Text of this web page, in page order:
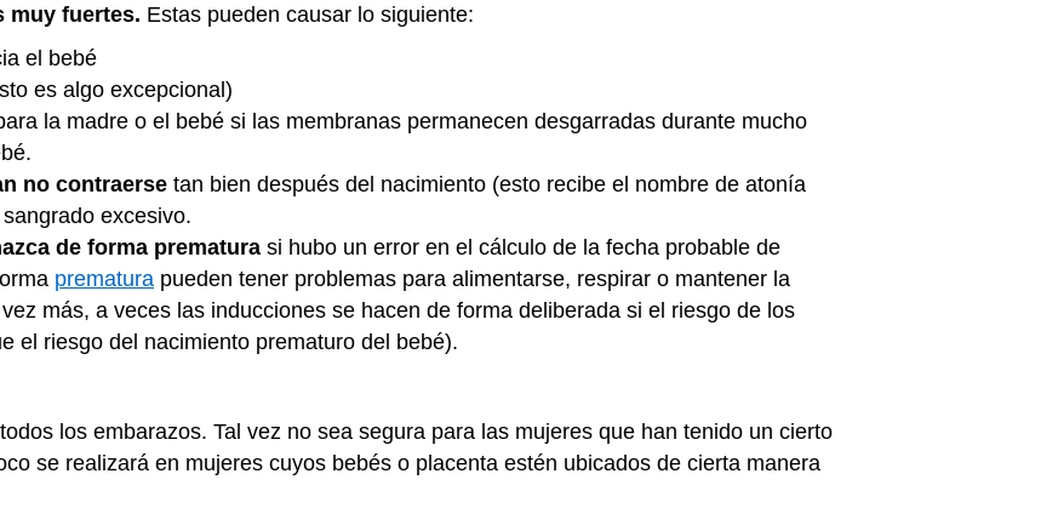
muy fuertes. Estas pueden causar lo siguiente:
el bebé
es algo excepcional)
la madre o el bebé si las membranas permanecen desgarradas durante mucho
no contraerse tan bien después del nacimiento (esto recibe el nombre de atonía
excesivo.
de forma prematura si hubo un error en el cálculo de la fecha probable de
prematura pueden tener problemas para alimentarse, respirar o mantener la
más, a veces las inducciones se hacen de forma deliberada si el riesgo de los
el riesgo del nacimiento prematuro del bebé).
los embarazos. Tal vez no sea segura para las mujeres que han tenido un cierto
se realizará en mujeres cuyos bebés o placenta estén ubicados de cierta manera